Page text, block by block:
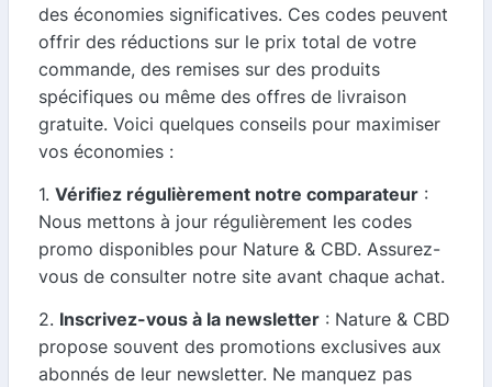
des économies significatives. Ces codes peuvent
offrir des réductions sur le prix total de votre
commande, des remises sur des produits
spécifiques ou même des offres de livraison
gratuite. Voici quelques conseils pour maximiser
vos économies :
1. Vérifiez régulièrement notre comparateur :
Nous mettons à jour régulièrement les codes
promo disponibles pour Nature & CBD. Assurez-
vous de consulter notre site avant chaque achat.
2. Inscrivez-vous à la newsletter : Nature & CBD
propose souvent des promotions exclusives aux
abonnés de leur newsletter. Ne manquez pas